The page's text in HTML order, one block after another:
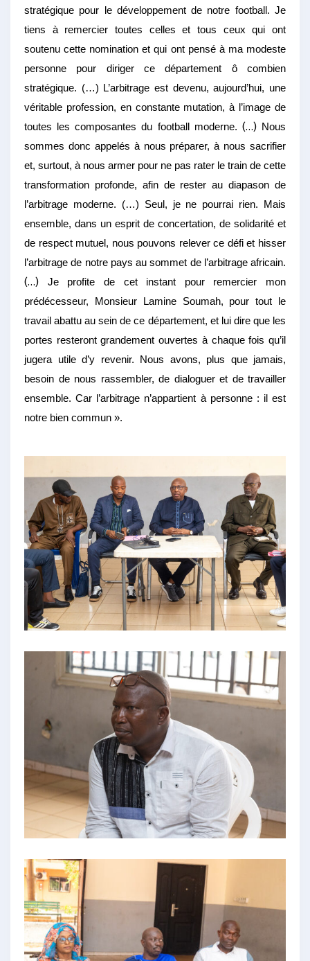
stratégique pour le développement de notre football. Je
tiens à remercier toutes celles et tous ceux qui ont
soutenu cette nomination et qui ont pensé à ma modeste
personne pour diriger ce département ô combien
stratégique. (…) L’arbitrage est devenu, aujourd’hui, une
véritable profession, en constante mutation, à l’image de
toutes les composantes du football moderne. (…) Nous
sommes donc appelés à nous préparer, à nous sacrifier
et, surtout, à nous armer pour ne pas rater le train de cette
transformation profonde, afin de rester au diapason de
l’arbitrage moderne. (…) Seul, je ne pourrai rien. Mais
ensemble, dans un esprit de concertation, de solidarité et
de respect mutuel, nous pouvons relever ce défi et hisser
l’arbitrage de notre pays au sommet de l’arbitrage africain.
(…) Je profite de cet instant pour remercier mon
prédécesseur, Monsieur Lamine Soumah, pour tout le
travail abattu au sein de ce département, et lui dire que les
portes resteront grandement ouvertes à chaque fois qu’il
jugera utile d’y revenir. Nous avons, plus que jamais,
besoin de nous rassembler, de dialoguer et de travailler
ensemble. Car l’arbitrage n’appartient à personne : il est
notre bien commun ».